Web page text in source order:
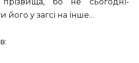
його у загсі на інше…